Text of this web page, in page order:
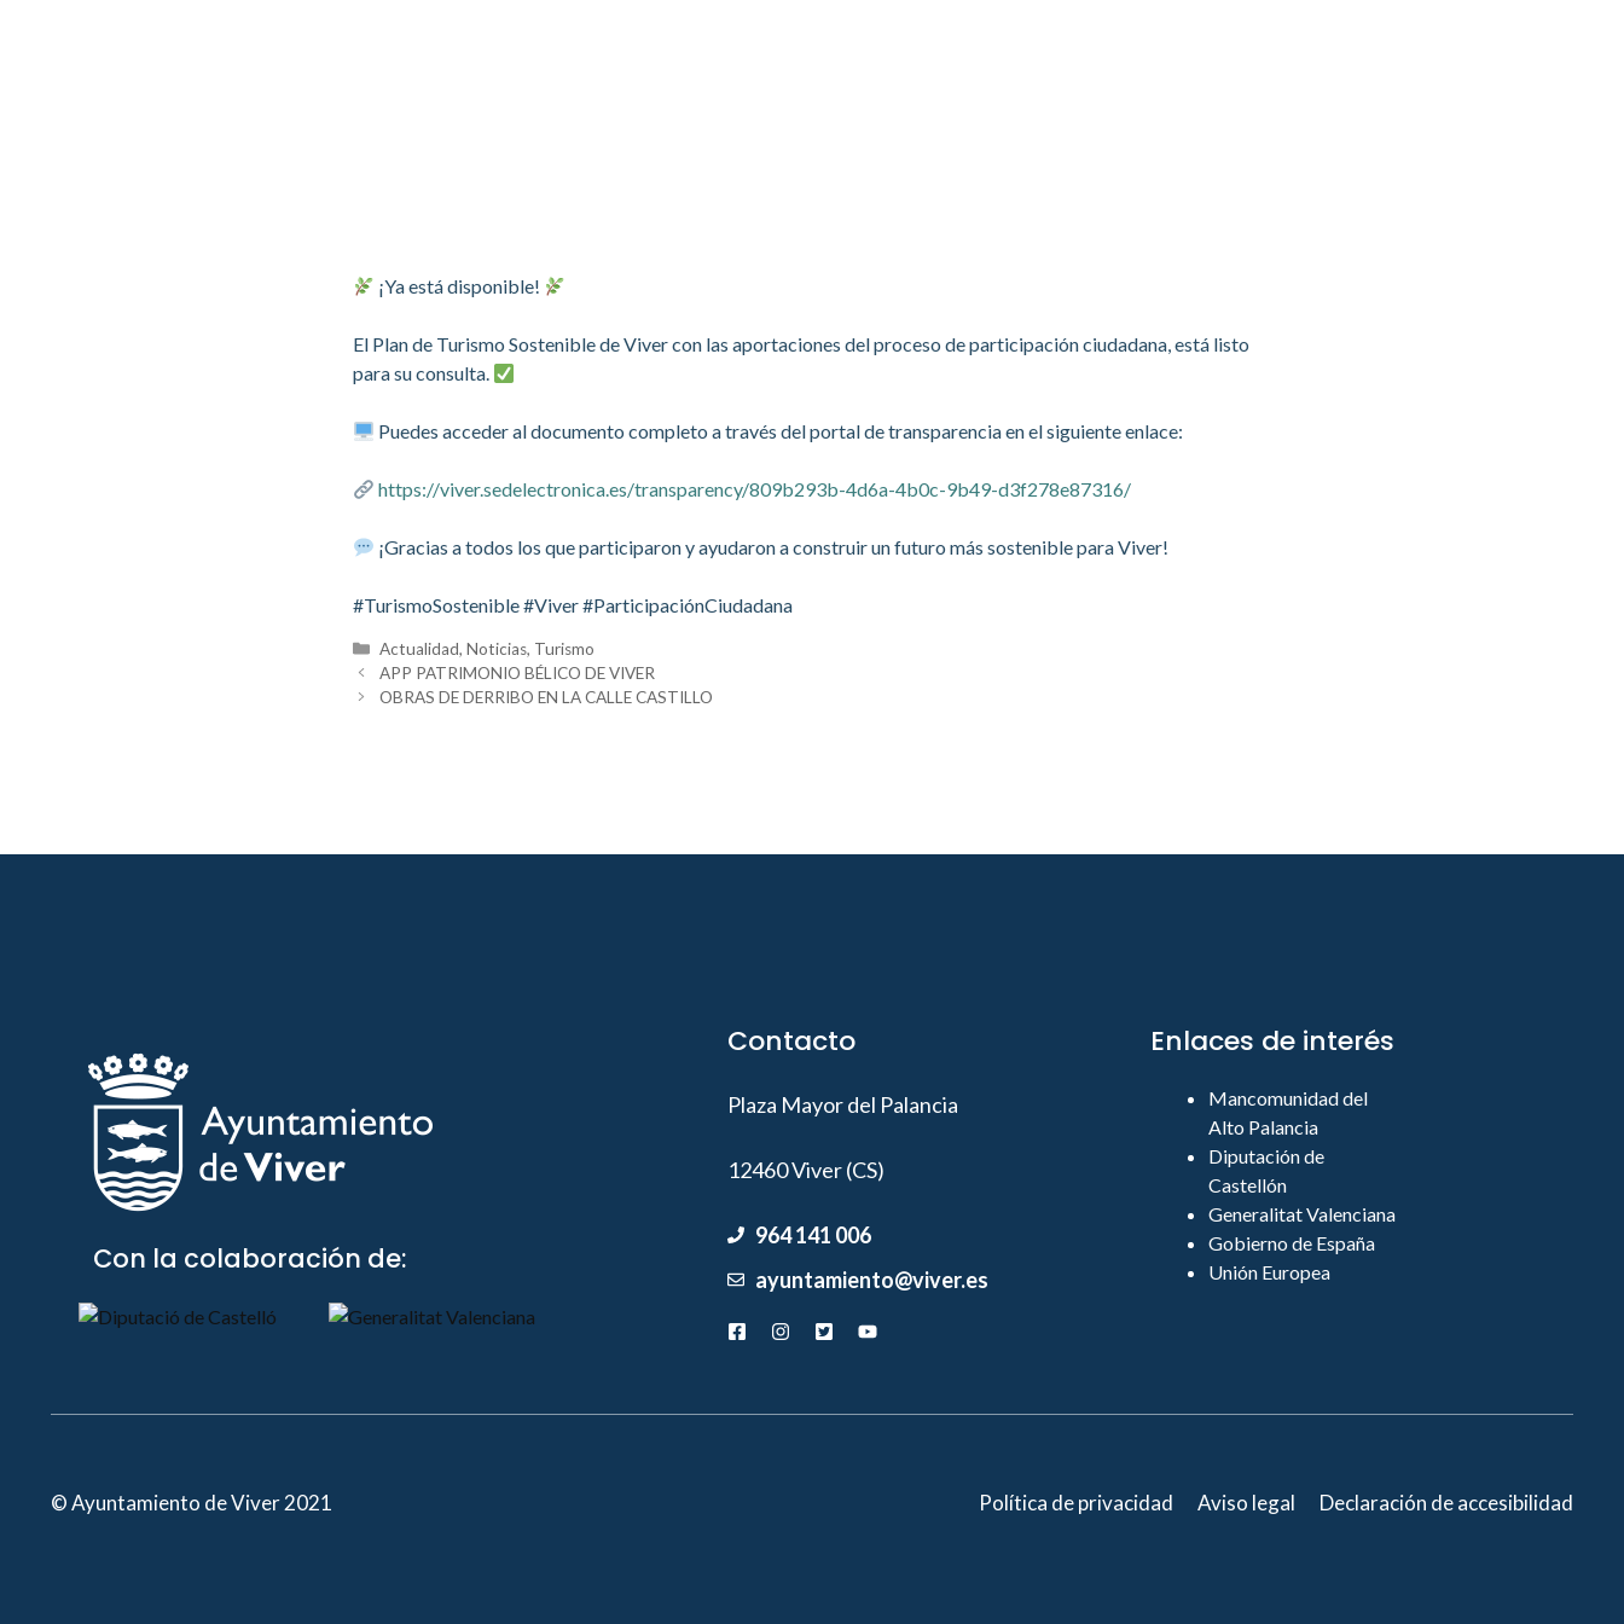
¡Ya está disponible!
El Plan de Turismo Sostenible de Viver con las aportaciones del proceso de participación ciudadana, está listo
para su consulta.
Puedes acceder al documento completo a través del portal de transparencia en el siguiente enlace:
https://viver.sedelectronica.es/transparency/809b293b-4d6a-4b0c-9b49-d3f278e87316/
¡Gracias a todos los que participaron y ayudaron a construir un futuro más sostenible para Viver!
#TurismoSostenible #Viver #ParticipaciónCiudadana
Categorías
Actualidad, Noticias, Turismo
APP PATRIMONIO BÉLICO DE VIVER
OBRAS DE DERRIBO EN LA CALLE CASTILLO
Con la colaboración de:
Contacto
Plaza Mayor del Palancia
12460 Viver (CS)
964 141 006
ayuntamiento@viver.es
Enlaces de interés
Mancomunidad del
Alto Palancia
Diputación de
Castellón
Generalitat Valenciana
Gobierno de España
Unión Europea
© Ayuntamiento de Viver 2021 Política de privacidad Aviso legal Declaración de accesibilidad